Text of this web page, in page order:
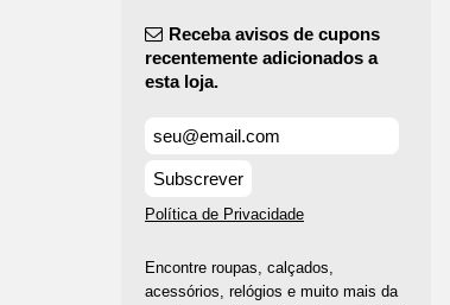
Receba avisos de cupons
recentemente adicionados a
esta loja.
Subscrever
Política de Privacidade
Encontre roupas, calçados,
acessórios, relógios e muito mais da